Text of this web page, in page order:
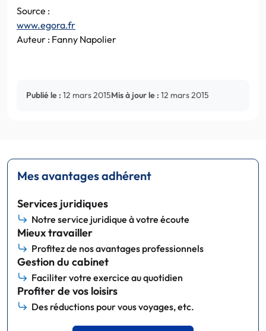
Source :
www.egora.fr
Auteur : Fanny Napolier
Publié le : 12 mars 2015Mis à jour le : 12 mars 2015
Mes avantages adhérent
Services juridiques
Notre service juridique à votre écoute
Mieux travailler
Profitez de nos avantages professionnels
Gestion du cabinet
Faciliter votre exercice au quotidien
Profiter de vos loisirs
Des réductions pour vous voyages, etc.